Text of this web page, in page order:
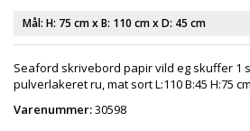
Mål: H: 75 cmx B: 110 cmx D: 45 cm
Seaford skrivebord papir vild eg skuffer 1
pulverlakeret ru, mat sort L:110 B:45 H:75 cm
Varenummer:30598